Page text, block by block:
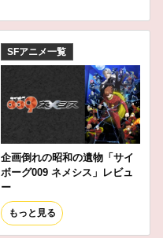
SFアニメ一覧
企画倒れの昭和の遺物「サイ
ボーグ009 ネメシス」レビュ
ー
もっと見る